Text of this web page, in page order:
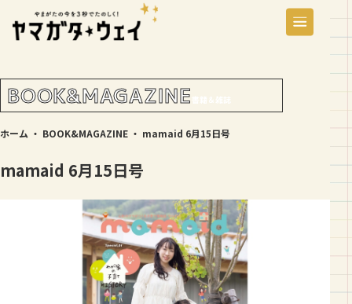
BOOK&MAGAZINE 書籍＆雑誌
ホーム ・ BOOK&MAGAZINE ・ mamaid 6月15日号
mamaid 6月15日号